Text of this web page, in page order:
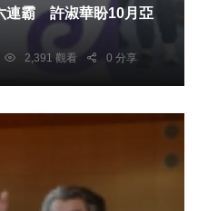
連霸 許淑華盼10月亞
2,391 觀看 0 分享